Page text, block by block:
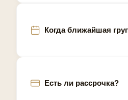
Когда ближайшая
Есть ли рассрочка?